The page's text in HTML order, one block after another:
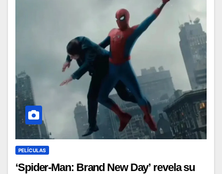
PELÍCULAS
‘Spider-Man: Brand New Day’ revela su